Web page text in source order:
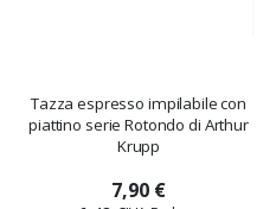
Tazza espresso impilabile con
piattino serie Rotondo di Arthur
Krupp
7,90 €